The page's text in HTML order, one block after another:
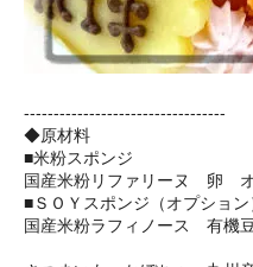
----------------------------------
◆原材料
■米粉スポンジ
国産米粉リファリーヌ 卵 オ
■ＳＯＹスポンジ（オプション
国産米粉ラフィノース 有機